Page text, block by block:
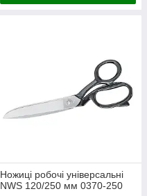
Ножиці робочі універсальні
NWS 120/250 мм 0370-250